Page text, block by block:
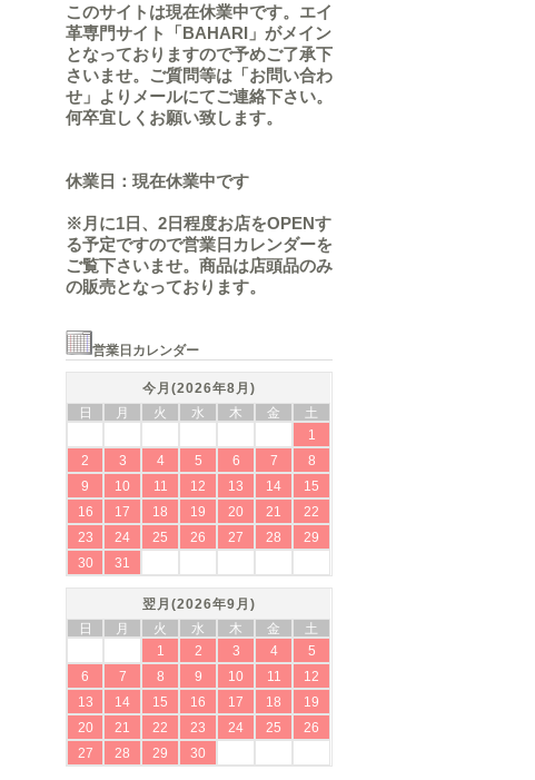
このサイトは現在休業中です。エイ
革専門サイト「BAHARI」がメイン
となっておりますので予めご了承下
さいませ。ご質問等は「お問い合わ
せ」よりメールにてご連絡下さい。
何卒宜しくお願い致します。
休業日：現在休業中です
※月に1日、2日程度お店をOPENす
る予定ですので営業日カレンダーを
ご覧下さいませ。商品は店頭品のみ
の販売となっております。
営業日カレンダー
今月(2026年8月)
日
月 火 水 木 金
土
1
2
3 4 5 6 7
8
9
10 11 12 13 14
15
16
17 18 19 20 21
22
23
24 25 26 27 28
29
30
31
翌月(2026年9月)
日
月 火 水 木 金
土
1
2 3 4
5
6
7 8 9 10 11
12
13
14 15 16 17 18
19
20
21 22 23 24 25
26
27
28 29 30